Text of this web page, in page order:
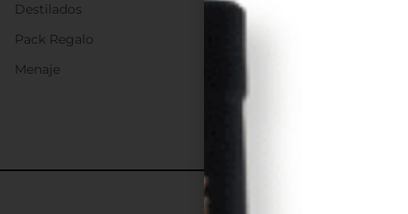
Destilados
Pack Regalo
Menaje